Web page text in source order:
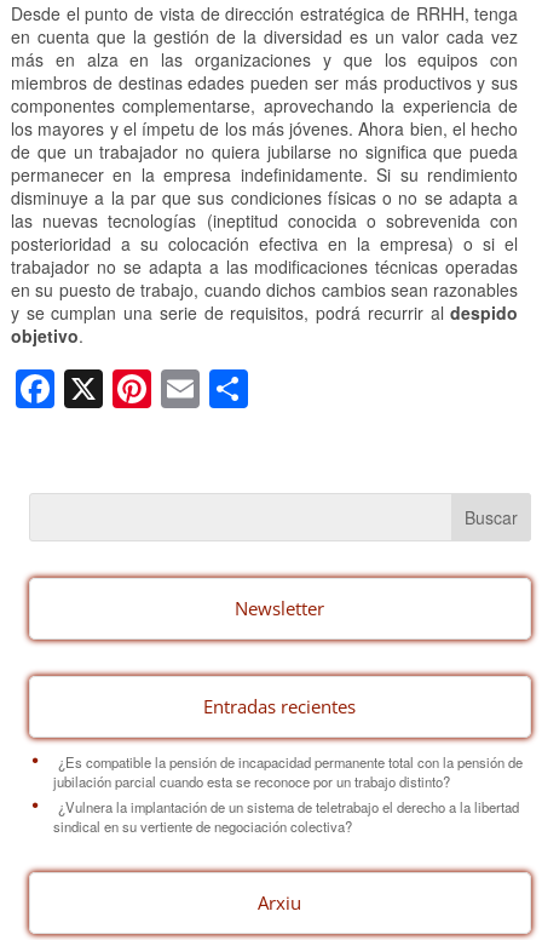
Desde el punto de vista de dirección estratégica de RRHH, tenga
en cuenta que la gestión de la diversidad es un valor cada vez
más en alza en las organizaciones y que los equipos con
miembros de destinas edades pueden ser más productivos y sus
componentes complementarse, aprovechando la experiencia de
los mayores y el ímpetu de los más jóvenes. Ahora bien, el hecho
de que un trabajador no quiera jubilarse no significa que pueda
permanecer en la empresa indefinidamente. Si su rendimiento
disminuye a la par que sus condiciones físicas o no se adapta a
las nuevas tecnologías (ineptitud conocida o sobrevenida con
posterioridad a su colocación efectiva en la empresa) o si el
trabajador no se adapta a las modificaciones técnicas operadas
en su puesto de trabajo, cuando dichos cambios sean razonables
y se cumplan una serie de requisitos, podrá recurrir aldespido
objetivo.
F
a
e
b
o
k
X Pi
nt
e
st
E
m
C
p
ar
tir
Newsletter
Entradas recientes
¿Es compatible la pensión de incapacidad permanente total con la pensión de
jubilación parcial cuando esta se reconoce por un trabajo distinto?
¿Vulnera la implantación de un sistema de teletrabajo el derecho a la libertad
sindical en su vertiente de negociación colectiva?
Arxiu